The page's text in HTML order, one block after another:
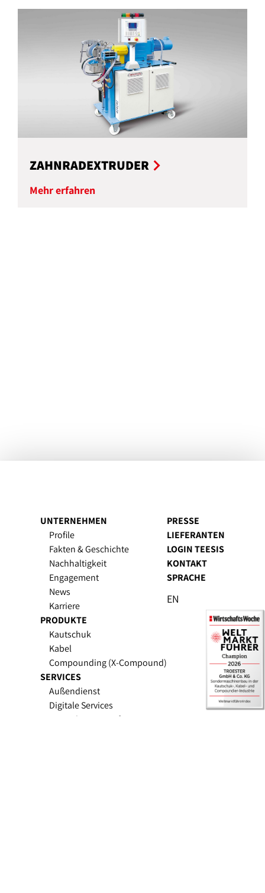
ZAHNRADEXTRUDER
Mehr erfahren
UNTERNEHMEN
Profile
Fakten & Geschichte
Nachhaltigkeit
Engagement
News
Karriere
PRODUKTE
Kautschuk
Kabel
Compounding (X-Compound)
SERVICES
Außendienst
Digitale Services
Upgrades & Retrofit
PRESSE
LIEFERANTEN
LOGIN TEESIS
KONTAKT
SPRACHE
EN